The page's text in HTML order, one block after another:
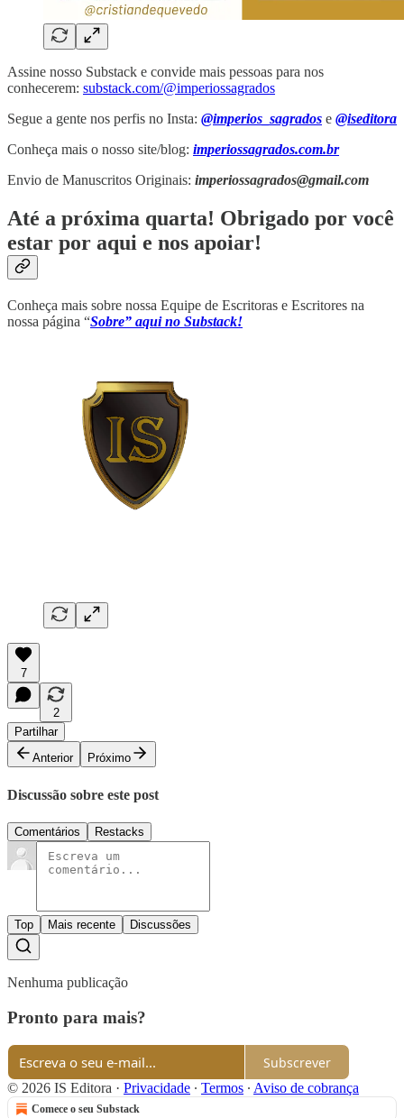
Assine nosso Substack e convide mais pessoas para nos
conhecerem: substack.com/@imperiossagrados
Segue a gente nos perfis no Insta: @imperios_sagrados e @iseditora
Conheça mais o nosso site/blog: imperiossagrados.com.br
Envio de Manuscritos Originais: imperiossagrados@gmail.com
Até a próxima quarta! Obrigado por você
estar por aqui e nos apoiar!
Conheça mais sobre nossa Equipe de Escritoras e Escritores na
nossa página “Sobre” aqui no Substack!
7
2
Partilhar
Anterior
Próximo
Discussão sobre este post
Comentários Restacks
Top Mais recente Discussões
Nenhuma publicação
Pronto para mais?
Subscrever
© 2026 IS Editora · Privacidade ∙ Termos ∙ Aviso de cobrança
Comece o seu Substack